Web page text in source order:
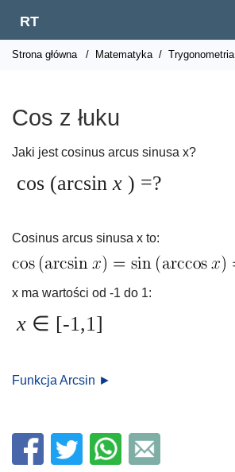
RT
Strona główna / Matematyka / Trygonometria
Cos z łuku
Jaki jest cosinus arcus sinusa x?
cos (arcsinx ) =?
Cosinus arcus sinusa x to:
x ma wartości od -1 do 1:
x ∈ [-1,1]
Funkcja Arcsin ►